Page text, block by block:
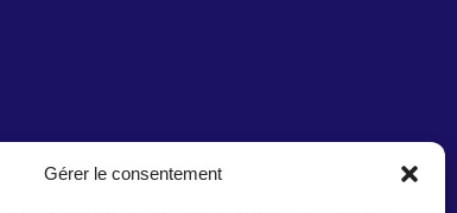
Gérer le consentement